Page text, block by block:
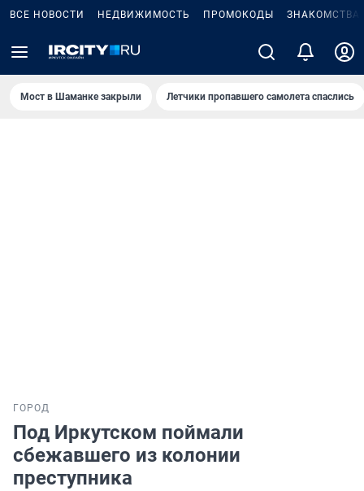
ВСЕ НОВОСТИ НЕДВИЖИМОСТЬ ПРОМОКОДЫ ЗНАКОМСТВА
Мост в Шаманке закрыли Летчики пропавшего самолета спаслись
ГОРОД
Под Иркутском поймали
сбежавшего из колонии
преступника